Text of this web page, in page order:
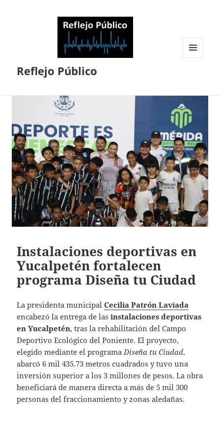
Reflejo Público
Instalaciones deportivas en
Yucalpetén fortalecen
programa Diseña tu Ciudad
La presidenta municipalCecilia Patrón Laviada
encabezó la entrega de lasinstalaciones deportivas
en Yucalpetén, tras la rehabilitación del Campo
Deportivo Ecológico del Poniente. El proyecto,
elegido mediante el programa Diseña tu Ciudad,
abarcó 6 mil 435.73 metros cuadrados y tuvo una
inversión superior a los 3 millones de pesos. La obra
beneficiará de manera directa a más de 5 mil 300
personas del fraccionamiento y zonas aledañas.